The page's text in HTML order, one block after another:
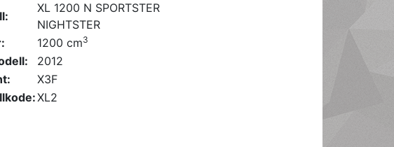
XL 1200 N SPORTSTER
NIGHTSTER
1200 cm3
2012
X3F
XL2